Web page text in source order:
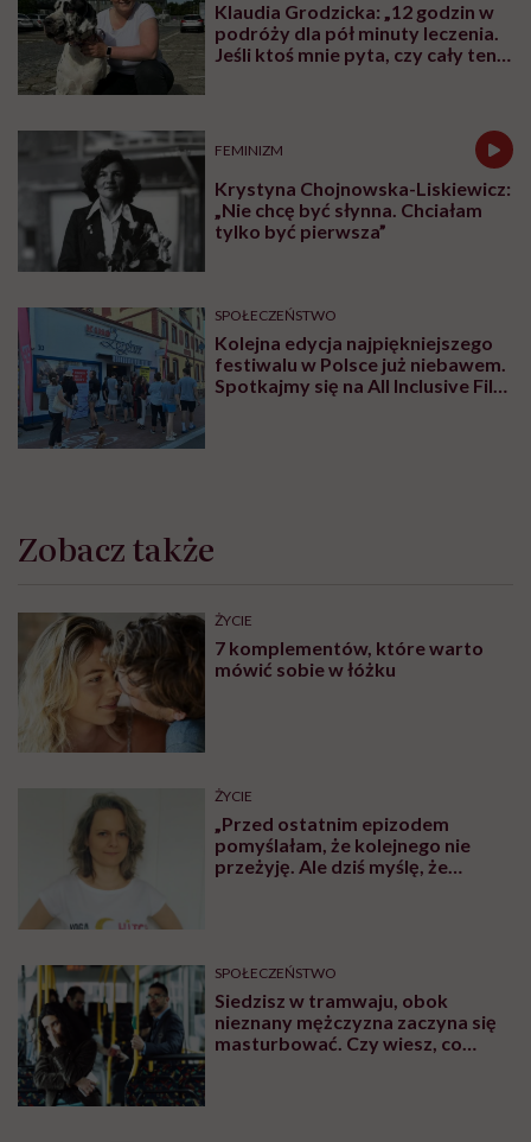
Klaudia Grodzicka: „12 godzin w
podróży dla pół minuty leczenia.
Jeśli ktoś mnie pyta, czy cały ten
FEMINIZM
Krystyna Chojnowska-Liskiewicz:
„Nie chcę być słynna. Chciałam
tylko być pierwsza”
SPOŁECZEŃSTWO
Kolejna edycja najpiękniejszego
festiwalu w Polsce już niebawem.
Spotkajmy się na All Inclusive Film
Zobacz także
ŻYCIE
7 komplementów, które warto
mówić sobie w łóżku
ŻYCIE
„Przed ostatnim epizodem
pomyślałam, że kolejnego nie
przeżyję. Ale dziś myślę, że
SPOŁECZEŃSTWO
Siedzisz w tramwaju, obok
nieznany mężczyzna zaczyna się
masturbować. Czy wiesz, co